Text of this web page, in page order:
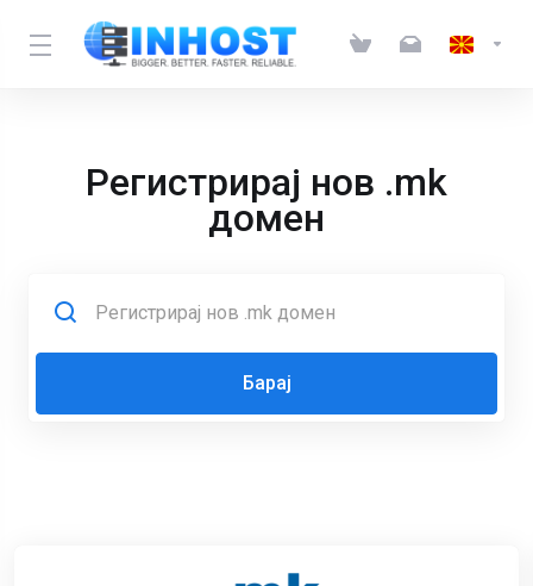
Регистрирај нов .mk
домен
Барај